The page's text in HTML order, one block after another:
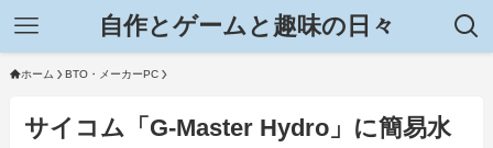
自作とゲームと趣味の日々
ホーム BTO・メーカーPC
サイコム「G-Master Hydro」に簡易水